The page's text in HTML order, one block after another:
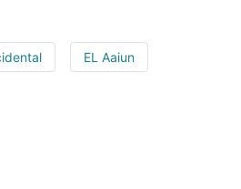
EL Aaiun